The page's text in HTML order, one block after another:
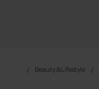
Beauty & Lifestyle